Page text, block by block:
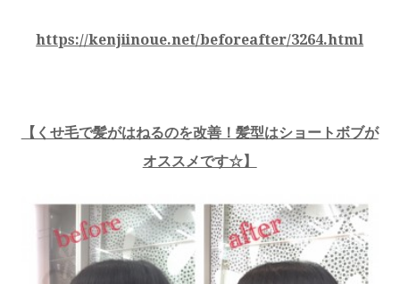
https://kenjiinoue.net/beforeafter/3264.html
【くせ毛で髪がはねるのを改善！髪型はショートボブが
オススメです☆】